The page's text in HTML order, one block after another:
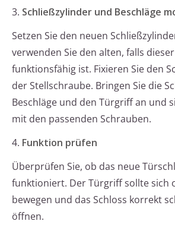
3. Schließzylinder und Beschläge
Setzen Sie den neuen
verwenden Sie den alten, falls
funktionsfähig ist. Fixieren Sie den
der Stellschraube. Bringen Sie die
Beschläge und den Türgriff an und
mit den passenden Schrauben.
4. Funktion prüfen
Überprüfen Sie, ob das neue
funktioniert. Der Türgriff sollte sich
bewegen und das Schloss korrekt
öffnen.